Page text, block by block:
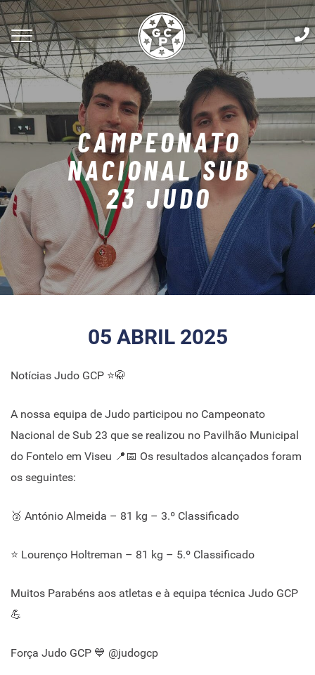
CAMPEONATO
NACIONAL SUB
23 JUDO
05 ABRIL 2025
Notícias Judo GCP ⭐🥋
A nossa equipa de Judo participou no Campeonato
Nacional de Sub 23 que se realizou no Pavilhão Municipal
do Fontelo em Viseu 📍📅 Os resultados alcançados foram
os seguintes:
🥉 António Almeida – 81 kg – 3.º Classificado
⭐ Lourenço Holtreman – 81 kg – 5.º Classificado
Muitos Parabéns aos atletas e à equipa técnica Judo GCP
💪
Força Judo GCP 💙 @judogcp